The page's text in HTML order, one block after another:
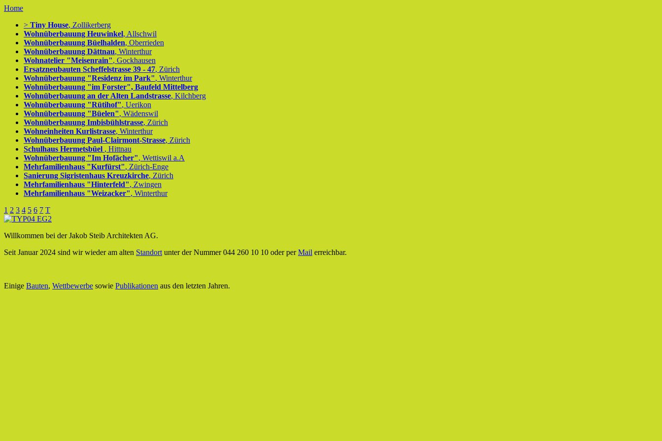
Home
> Tiny House, Zollikerberg
Wohnüberbauung Heuwinkel, Allschwil
Wohnüberbauung Büelhalden, Oberrieden
Wohnüberbauung Dättnau, Winterthur
Wohnatelier "Meisenrain", Gockhausen
Ersatzneubauten Scheffelstrasse 39 - 47, Zürich
Wohnüberbauung "Residenz im Park", Winterthur
Wohnüberbauung "im Forster", Baufeld Mittelberg
Wohnüberbauung an der Alten Landstrasse, Kilchberg
Wohnüberbauung "Rütihof", Uerikon
Wohnüberbauung "Büelen", Wädenswil
Wohnüberbauung Imbisbühlstrasse, Zürich
Wohneinheiten Kurlistrasse, Winterthur
Wohnüberbauung Paul-Clairmont-Strasse, Zürich
Schulhaus Hermetsbüel , Hittnau
Wohnüberbauung "Im Hofächer", Wettiswil a.A
Mehrfamilienhaus "Kurfürst", Zürich-Enge
Sanierung Sigristenhaus Kreuzkirche, Zürich
Mehrfamilienhaus "Hinterfeld", Zwingen
Mehrfamilienhaus "Weizacker", Winterthur
1 2 3 4 5 6 7 T
Willkommen bei der Jakob Steib Architekten AG.
Seit Januar 2024 sind wir wieder am alten Standort unter der Nummer 044 260 10 10 oder perMail erreichbar.
Einige Bauten, Wettbewerbe sowie Publikationen aus den letzten Jahren.